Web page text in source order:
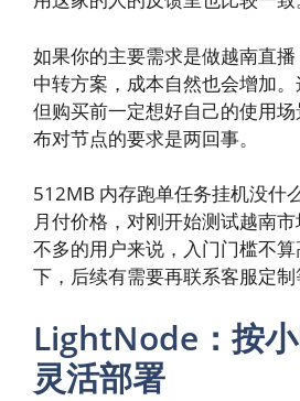
如果你的主要需求是做越南直
中转方案，成本自然也会增加。
但购买前一定想好自己的使用
布对节点的要求是两回事。
512MB 内存跑单任务挂机没什
月付价格，对刚开始测试越南
不多的用户来说，入门门槛不
下，后续有需要再联系客服定制
LightNode：按小
灵活部署